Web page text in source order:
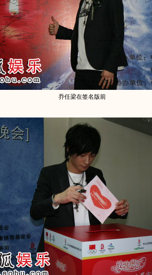
乔任梁在签名版前